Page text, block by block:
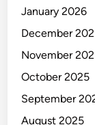
January 2026
December
November
October 2025
September
August 2025